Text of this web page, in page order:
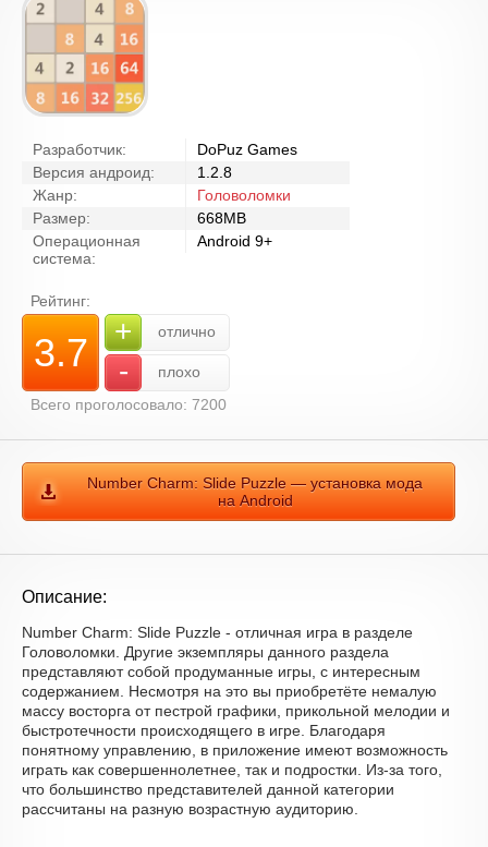
Разработчик:
DoPuz Games
Версия андроид:
1.2.8
Жанр:
Головоломки
Размер:
668MB
Операционная
система:
Android 9+
Рейтинг:
3.7 + отлично
-
плохо
Всего проголосовало: 7200
Number Charm: Slide Puzzle — установка мода
на Android
Описание:
Number Charm: Slide Puzzle - отличная игра в разделе
Головоломки. Другие экземпляры данного раздела
представляют собой продуманные игры, с интересным
содержанием. Несмотря на это вы приобретёте немалую
массу восторга от пестрой графики, прикольной мелодии и
быстротечности происходящего в игре. Благодаря
понятному управлению, в приложение имеют возможность
играть как совершеннолетнее, так и подростки. Из-за того,
что большинство представителей данной категории
рассчитаны на разную возрастную аудиторию.